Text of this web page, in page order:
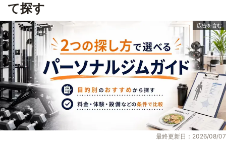
て探す
最終更新日：2026/08/07